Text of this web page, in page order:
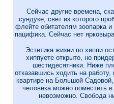
Сейчас другие времена,
сундуке, свет из которого
флейте обитателям зоопарка
пацифика. Сейчас нет
Эстетика жизни по хиппи
хиппуете открыто, но
шестидесятники. Ниже
отказавшись ходить на
квартире на Большой
человека можно поместить
невозможно. Свобода